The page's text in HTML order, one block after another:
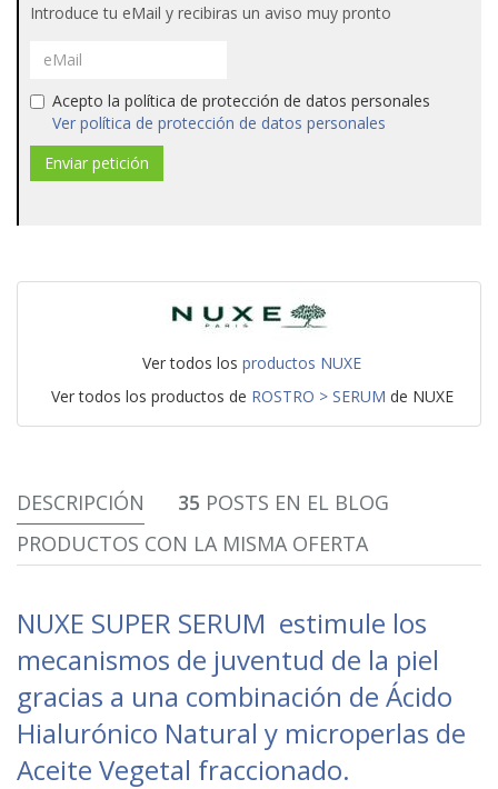
Introduce tu eMail y recibiras un aviso muy pronto
Acepto la política de protección de datos personales
Ver política de protección de datos personales
Ver todos los productos NUXE
Ver todos los productos de ROSTRO > SERUM de NUXE
DESCRIPCIÓN 35 POSTS EN EL BLOG
PRODUCTOS CON LA MISMA OFERTA
NUXE SUPER SERUM estimule los
mecanismos de juventud de la piel
gracias a una combinación de Ácido
Hialurónico Natural y microperlas de
Aceite Vegetal fraccionado.